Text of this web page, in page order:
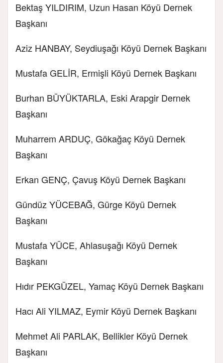
Bektaş YILDIRIM, Uzun Hasan Köyü Dernek
Başkanı
Aziz HANBAY, Seydiuşağı Köyü Dernek Başkanı
Mustafa GELİR, Ermişli Köyü Dernek Başkanı
Burhan BÜYÜKTARLA, Eski Arapgir Dernek
Başkanı
Muharrem ARDUÇ, Gökağaç Köyü Dernek
Başkanı
Erkan GENÇ, Çavuş Köyü Dernek Başkanı
Gündüz YÜCEBAĞ, Gürge Köyü Dernek
Başkanı
Mustafa YÜCE, Ahlasuşağı Köyü Dernek
Başkanı
Hıdır PEKGÜZEL, Yamaç Köyü Dernek Başkanı
Hacı Ali YILMAZ, Eymir Köyü Dernek Başkanı
Mehmet Ali PARLAK, Bellikler Köyü Dernek
Başkanı